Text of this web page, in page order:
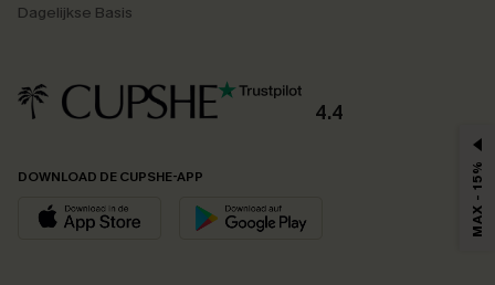
Dagelijkse Basis
4.4
DOWNLOAD DE CUPSHE-APP MAX - 15%